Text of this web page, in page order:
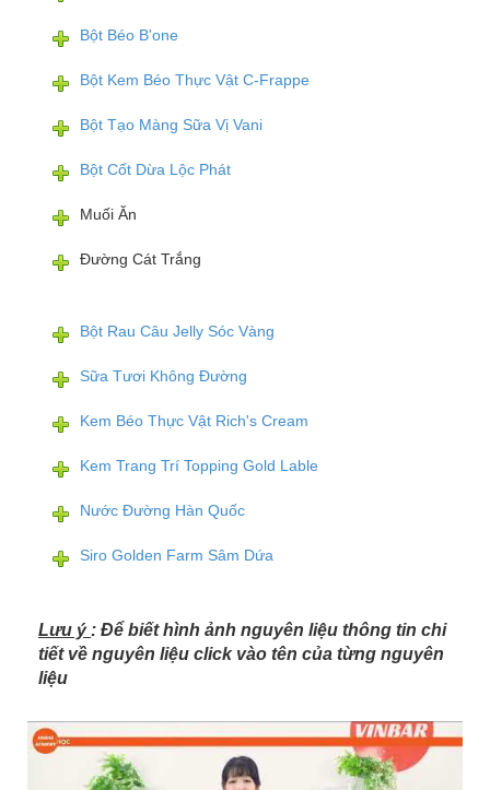
Bột Béo B'one
Bột Kem Béo Thực Vật C-Frappe
Bột Tạo Màng Sữa Vị Vani
Bột Cốt Dừa Lộc Phát
Muối Ăn
Đường Cát Trắng
Bột Rau Câu Jelly Sóc Vàng
Sữa Tươi Không Đường
Kem Béo Thực Vật Rich's Cream
Kem Trang Trí Topping Gold Lable
Nước Đường Hàn Quốc
Siro Golden Farm Sâm Dứa
Lưu ý : Để biết hình ảnh nguyên liệu thông tin chi
tiết về nguyên liệu click vào tên của từng nguyên
liệu